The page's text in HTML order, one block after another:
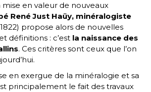
mise en valeur de nouveaux
René Just Haüy, minéralogiste
1822) propose alors de nouvelles
définitions : c’est la naissance des
. Ces critères sont ceux que l’on
en exergue de la minéralogie et sa
principalement le fait des travaux